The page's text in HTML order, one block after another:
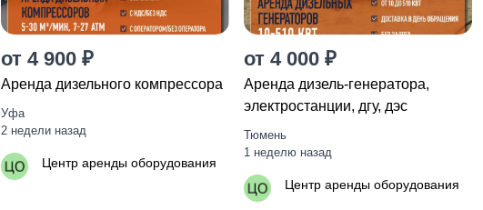
от 4 900 ₽
Аренда дизельного компрессора
Уфа
2 недели назад
Центр аренды оборудования
от 4 000 ₽
Apeндa дизель-генератора,
элeктрoстанции, дгу, дэc
Тюмень
1 неделю назад
Центр аренды оборудования